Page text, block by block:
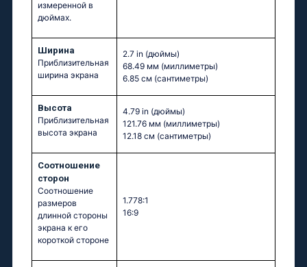
измеренной в
дюймах.
Ширина
Приблизительная
ширина экрана
2.7 in (дюймы)
68.49 мм (миллиметры)
6.85 см (сантиметры)
Высота
Приблизительная
высота экрана
4.79 in (дюймы)
121.76 мм (миллиметры)
12.18 см (сантиметры)
Соотношение
сторон
Соотношение
размеров
длинной стороны
экрана к его
короткой стороне
1.778:1
16:9